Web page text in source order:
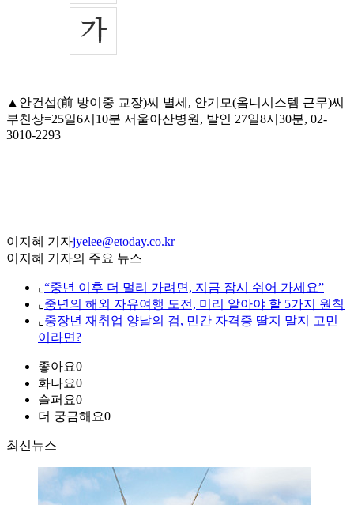
▲안건섭(前 방이중 교장)씨 별세, 안기모(옴니시스템 근무)씨
부친상=25일6시10분 서울아산병원, 발인 27일8시30분, 02-
3010-2293
이지혜 기자jyelee@etoday.co.kr
이지혜 기자의 주요 뉴스
⌞ “중년 이후 더 멀리 가려면, 지금 잠시 쉬어 가세요”
⌞ 중년의 해외 자유여행 도전, 미리 알아야 할 5가지 원칙
⌞ 중장년 재취업 양날의 검, 민간 자격증 딸지 말지 고민
이라면?
좋아요0
화나요0
슬퍼요0
더 궁금해요0
최신뉴스